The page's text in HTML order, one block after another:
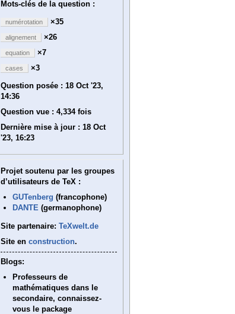
Mots-clés de la question :
numérotation ×35
alignement ×26
equation ×7
cases
×3
Question posée : 18 Oct '23,
14:36
Question vue : 4,334 fois
Dernière mise à jour : 18 Oct
'23, 16:23
Projet soutenu par les groupes
d’utilisateurs de TeX :
GUTenberg (francophone)
DANTE (germanophone)
Site partenaire: TeXwelt.de
Site en construction.
Blogs:
Professeurs de
mathématiques dans le
secondaire, connaissez-
vous le package